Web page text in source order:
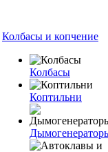
Колбасы и копчение
Колбасы
Коптильни